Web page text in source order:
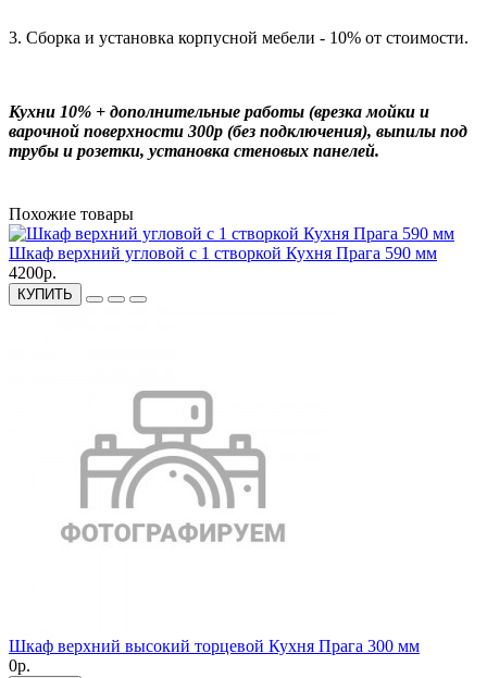
3. Сборка и установка корпусной мебели - 10% от стоимости.
Кухни 10% + дополнительные работы (врезка мойки и
варочной поверхности 300р (без подключения), выпилы под
трубы и розетки, установка стеновых панелей.
Похожие товары
Шкаф верхний угловой с 1 створкой Кухня Прага 590 мм
4200р.
КУПИТЬ
Шкаф верхний высокий торцевой Кухня Прага 300 мм
0р.